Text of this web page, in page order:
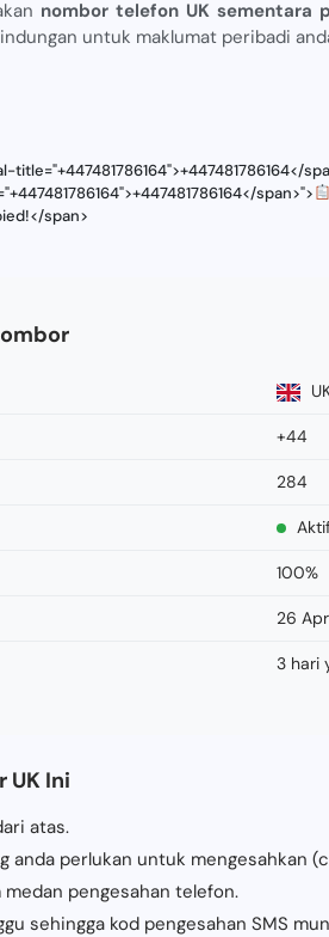
nombor telefon UK sementara
untuk maklumat peribadi
span>">
span>
+44
284
100%
26
3 hari
UK Ini
atas.
anda perlukan untuk mengesahkan
medan pengesahan telefon.
sehingga kod pengesahan SMS